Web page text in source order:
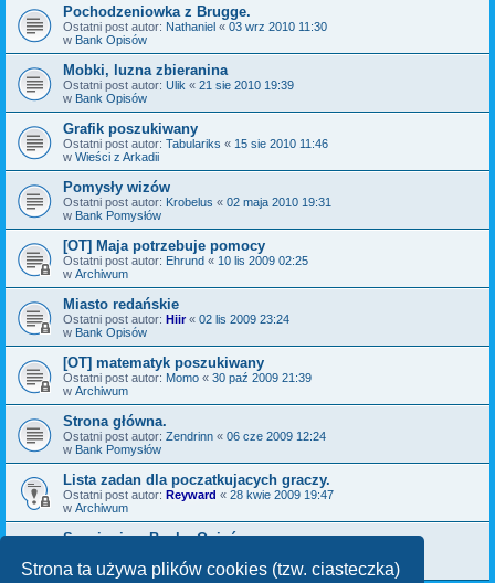
Strona ta używa plików cookies (tzw. ciasteczka)
Pochodzeniowka z Brugge.
Ostatni post autor: Nathaniel « 03 wrz 2010 11:30
w Bank Opisów
Mobki, luzna zbieranina
Ostatni post autor: Ulik « 21 sie 2010 19:39
w Bank Opisów
Grafik poszukiwany
Ostatni post autor: Tabulariks « 15 sie 2010 11:46
w Wieści z Arkadii
Pomysły wizów
Ostatni post autor: Krobelus « 02 maja 2010 19:31
w Bank Pomysłów
[OT] Maja potrzebuje pomocy
Ostatni post autor: Ehrund « 10 lis 2009 02:25
w Archiwum
Miasto redańskie
Ostatni post autor: Hiir« 02 lis 2009 23:24
w Bank Opisów
[OT] matematyk poszukiwany
Ostatni post autor: Momo « 30 paź 2009 21:39
w Archiwum
Strona główna.
Ostatni post autor: Zendrinn « 06 cze 2009 12:24
w Bank Pomysłów
Lista zadan dla poczatkujacych graczy.
Ostatni post autor: Reyward « 28 kwie 2009 19:47
w Archiwum
Savoir-vivre Banku Opisów
w Bank Opisów